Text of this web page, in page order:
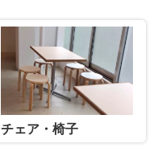
チェア・椅子